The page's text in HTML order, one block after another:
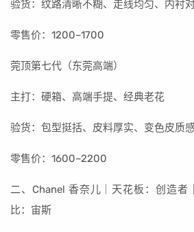
验货：纹路清晰不糊、走线均匀、内衬
零售价：1200–1700
莞顶第七代（东莞高端）
主打：硬箱、高端手提、经典老花
验货：包型挺括、皮料厚实、变色皮质
零售价：1600–2200
二、Chanel 香奈儿｜天花板：创造者
比：宙斯